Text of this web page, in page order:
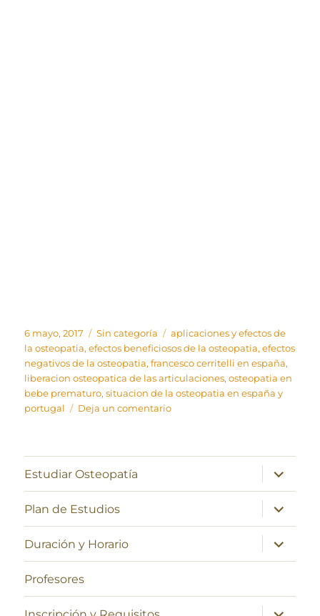
Publicado
el
6 mayo, 2017 Categorías
Sin categoría Etiquetas
aplicaciones y efectos de
la osteopatia,efectos beneficiosos de la osteopatia,efectos
negativos de la osteopatia,francesco cerritelli en españa,
liberacion osteopatica de las articulaciones,osteopatia en
bebe prematuro,situacion de la osteopatia en españa y
portugal
Deja un comentarioen
Estudiar Osteopatía
expande
el
menú
inferior
Plan de Estudios
expande
el
menú
inferior
Duración y Horario
expande
el
menú
Profesores
expande